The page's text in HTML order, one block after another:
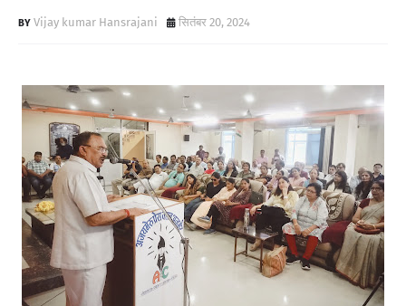
Vijay kumar Hansrajani सितंबर 20, 2024